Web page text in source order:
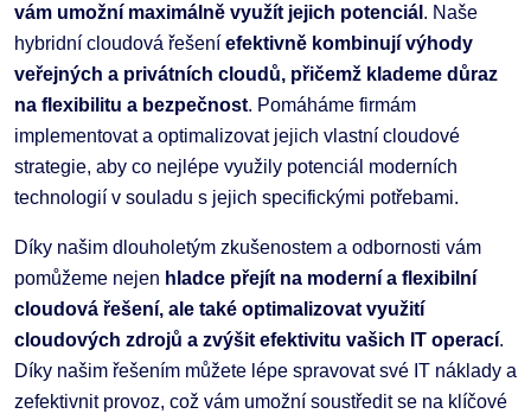
vám umožní maximálně využít jejich potenciál . Naše
hybridní cloudová řešení efektivně kombinují výhody
veřejných a privátních cloudů, přičemž klademe důraz
na flexibilitu a bezpečnost. Pomáháme firmám
implementovat a optimalizovat jejich vlastní cloudové
strategie, aby co nejlépe využily potenciál moderních
technologií v souladu s jejich specifickými potřebami.
Díky našim dlouholetým zkušenostem a odbornosti vám
pomůžeme nejen hladce přejít na moderní a flexibilní
cloudová řešení, ale také optimalizovat využití
cloudových zdrojů a zvýšit efektivitu vašich IT operací.
Díky našim řešením můžete lépe spravovat své IT náklady a
zefektivnit provoz, což vám umožní soustředit se na klíčové